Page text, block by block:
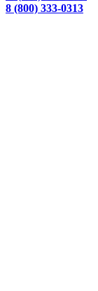
8 (800) 333-0313